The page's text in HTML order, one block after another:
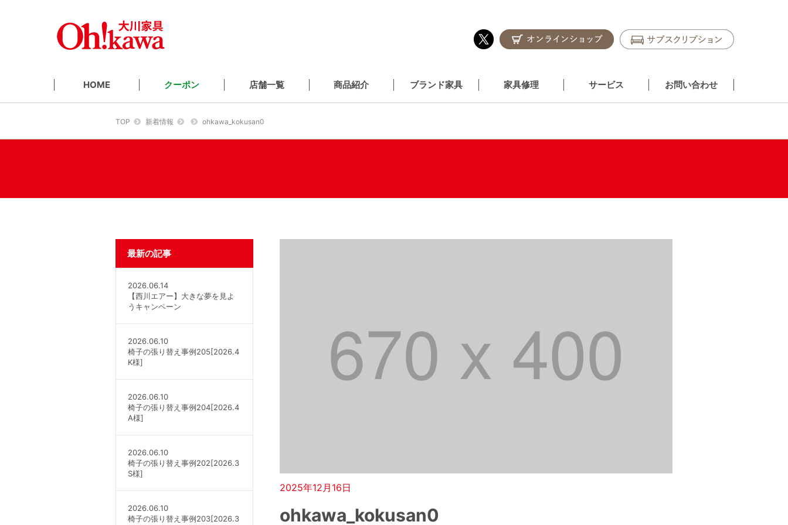
HOME クーポン 店舗一覧 商品紹介 ブランド家具 家具修理 サービス お問い合わせ
TOP 新着情報 ohkawa_kokusan0
2025年12月16日
ohkawa_kokusan0
最新の記事
2026.06.14
【西川エアー】大きな夢を見よ
うキャンペーン
2026.06.10
椅子の張り替え事例205[2026.4
K様]
2026.06.10
椅子の張り替え事例204[2026.4
A様]
2026.06.10
椅子の張り替え事例202[2026.3
S様]
2026.06.10
椅子の張り替え事例203[2026.3